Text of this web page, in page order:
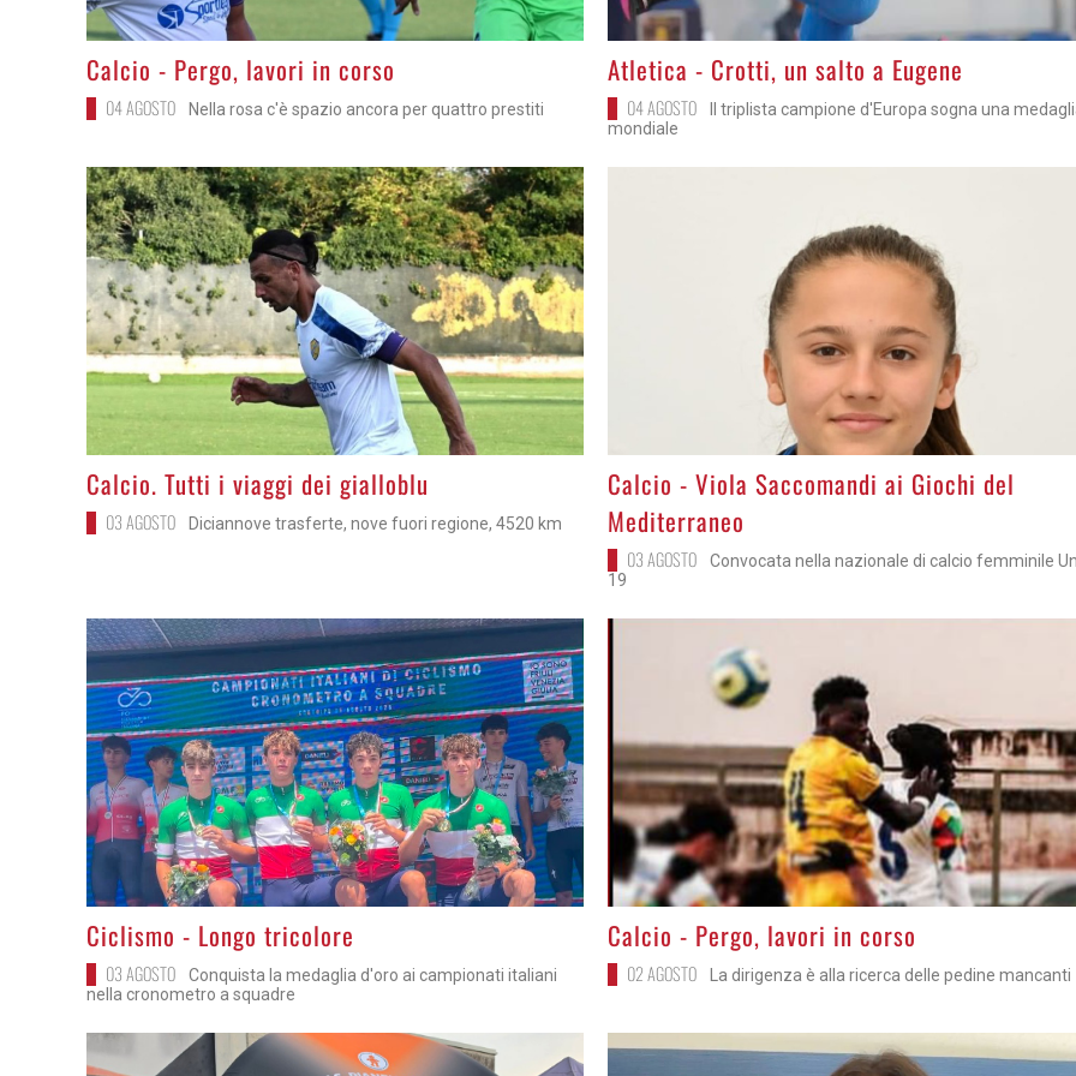
>
Calcio - Pergo, lavori in corso
04 AGOSTO Nella rosa c'è spazio ancora per quattro prestiti
>
Atletica - Crotti, un salto a Eugene
04 AGOSTO
Il triplista campione d'Europa sogna una
mondiale
>
Calcio. Tutti i viaggi dei gialloblu
03 AGOSTO Diciannove trasferte, nove fuori regione, 4520 km
>
Calcio - Viola Saccomandi ai Giochi del
Mediterraneo
03 AGOSTO
Convocata nella nazionale di calcio femminile
19
>
Ciclismo - Longo tricolore
03 AGOSTO
Conquista la medaglia d'oro ai campionati italiani
nella cronometro a squadre
>
Calcio - Pergo, lavori in corso
02 AGOSTO La dirigenza è alla ricerca delle pedine mancanti